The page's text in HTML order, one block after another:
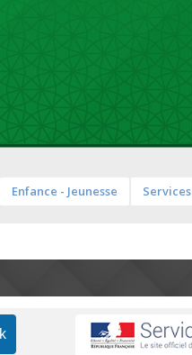
Enfance - Jeunesse Services